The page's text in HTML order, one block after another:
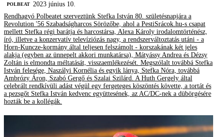
‎POLBEAT 2023 június 10.
Rendhagyó Polbeatet szerveztünk Stefka István 80. születésnapjára a
Revolution '56 Szabadságharcos Sörözőbe, ahol a PestiSrácok.hu-s csapat
mellett Stefka régi barátja és harcostársa, Alexa Károly irodalomtörténész,
író, illetve a konzervatív televíziózás nagy, a rendszerváltoztatás utáni - a
Horn-Kuncze-kormány által teljesen felszámolt - korszakának két jeles
alakja (egyben az ünnepelt akkori munkatársa), Mátyássy Andrea és Dézsy
Zoltán is elmondta méltatását, visszaemlékezését. Megszólalt továbbá Stefka
István felesége, Naszályi Kornélia és egyik lánya, Stefka Nóra, továbbá
Ambrózy Áron, Szabó Gergő és Szalai Szilárd. A Huth Gergely által
celebrált rendkívüli adást végül egy fergeteges köszöntés követte, a tortát és
a pezsgőt Stefka István kedvenc együttesének, az AC/DC-nek a dübörgésére
hozták be a kollégák.